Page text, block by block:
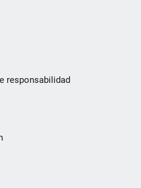
responsabilidad